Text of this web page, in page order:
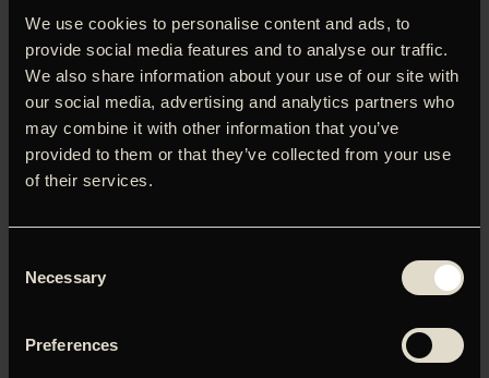
We use cookies to personalise content and ads, to
provide social media features and to analyse our traffic.
We also share information about your use of our site with
our social media, advertising and analytics partners who
may combine it with other information that you’ve
provided to them or that they’ve collected from your use
of their services.
Selection
Necessary
Preferences
Hamsteren Bob forelsker sig og raser afsted i sit hjul for
at fange sin udkårne. Sjov animationsfilm med en
håndtere de store drenge, der mobber ham. Men dét ved
hans far. Han skal bare gøre som Den Første Anders